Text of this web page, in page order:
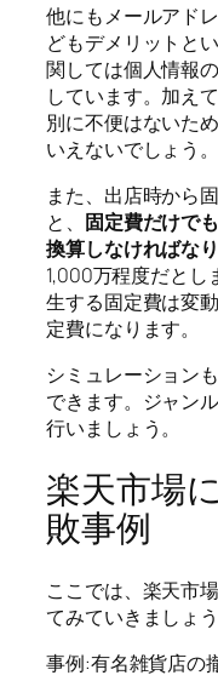
他にもメールアド
どもデメリットと
関しては個人情報
しています。加え
別に不便はないた
いえないでしょう。
また、出店時から
と、 固定費だけで
換算しなければなり
1,000万程度だとし
生する固定費は変
定費になります。
シミュレーション
できます。ジャン
行いましょう。
楽天市場
敗事例
ここでは、楽天市
てみていきましょう
事例:有名雑貨店の